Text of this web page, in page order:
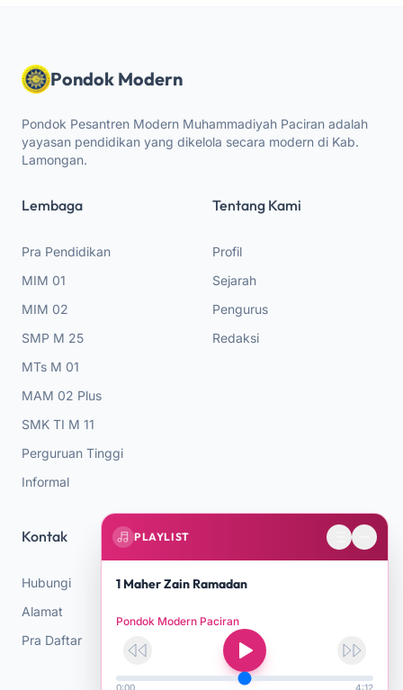
Pondok Modern
Pondok Pesantren Modern Muhammadiyah Paciran adalah
yayasan pendidikan yang dikelola secara modern di Kab.
Lamongan.
Lembaga
Pra Pendidikan
MIM 01
MIM 02
SMP M 25
MTs M 01
MAM 02 Plus
SMK TI M 11
Perguruan Tinggi
Informal
Tentang Kami
Profil
Sejarah
Pengurus
Redaksi
Kontak
Hubungi
Alamat
Pra Daftar
PLAYLIST
1 Maher Zain Ramadan
Pondok Modern Paciran
0:00 4:12